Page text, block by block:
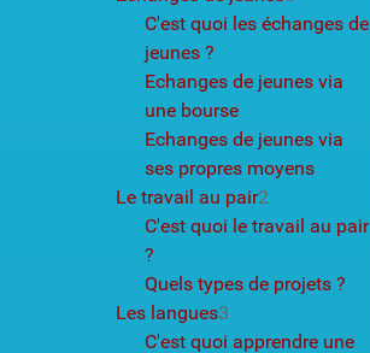
C'est quoi les échanges de
jeunes ?
Echanges de jeunes via
une bourse
Echanges de jeunes via
ses propres moyens
Le travail au pair2
C'est quoi le travail au pair
?
Quels types de projets ?
Les langues3
C'est quoi apprendre une